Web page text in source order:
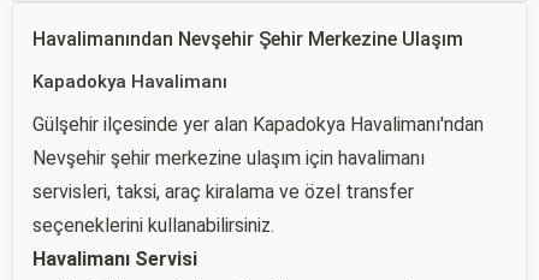
Havalimanından Nevşehir Şehir Merkezine Ulaşım
Kapadokya Havalimanı
Gülşehir ilçesinde yer alan Kapadokya Havalimanı'ndan
Nevşehir şehir merkezine ulaşım için havalimanı
servisleri, taksi, araç kiralama ve özel transfer
seçeneklerini kullanabilirsiniz.
Havalimanı Servisi